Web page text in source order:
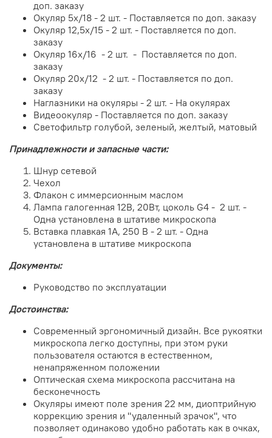
доп. заказу
Окуляр 5х/18 - 2 шт. - Поставляется по доп. заказу
Окуляр 12,5х/15 - 2 шт. - Поставляется по доп.
заказу
Окуляр 16х/16 - 2 шт. - Поставляется по доп.
заказу
Окуляр 20х/12 - 2 шт. - Поставляется по доп.
заказу
Наглазники на окуляры - 2 шт. - На окулярах
Видеоокуляр - Поставляется по доп. заказу
Светофильтр голубой, зеленый, желтый, матовый
Принадлежности и запасные части:
Шнур сетевой
Чехол
Флакон с иммерсионным маслом
Лампа галогенная 12В, 20Вт, цоколь G4 - 2 шт. -
Одна установлена в штативе микроскопа
Вставка плавкая 1А, 250 В - 2 шт. - Одна
установлена в штативе микроскопа
Документы:
Руководство по эксплуатации
Достоинства:
Современный эргономичный дизайн. Все рукоятки
микроскопа легко доступны, при этом руки
пользователя остаются в естественном,
ненапряженном положении
Оптическая схема микроскопа рассчитана на
бесконечность
Окуляры имеют поле зрения 22 мм, диоптрийную
коррекцию зрения и "удаленный зрачок", что
позволяет одинаково удобно работать как в очках,